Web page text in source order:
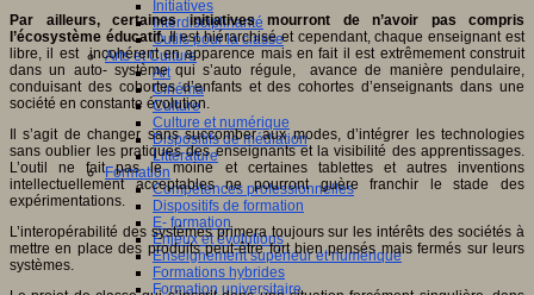
Initiatives
Interdisciplinarité
Outils pour la classe
Arts et Culture
Art
Cinéma
Culture
Culture et numérique
Dispositifs de médiation
Littérature
Formation
Compétences professionnelles
Dispositifs de formation
E- formation
Enjeux et évolutions
Enseignement supérieur et numérique
Formations hybrides
Formation universitaire
Par ailleurs, certaines initiatives mourront de n’avoir pas compris
l’écosystème éducatif.Il est hiérarchisé et cependant, chaque enseignant est
libre, il est incohérent en apparence mais en fait il est extrêmement construit
dans un auto- système qui s’auto régule, avance de manière pendulaire,
conduisant des cohortes d’enfants et des cohortes d’enseignants dans une
société en constante évolution.
Il s’agit de changer sans succomber aux modes, d’intégrer les technologies
sans oublier les pratiques des enseignants et la visibilité des apprentissages.
L’outil ne fait pas le moine et certaines tablettes et autres inventions
intellectuellement acceptables ne pourront guère franchir le stade des
expérimentations.
L’interopérabilité des systèmes primera toujours sur les intérêts des sociétés à
mettre en place des produits peut-être fort bien pensés mais fermés sur leurs
systèmes.